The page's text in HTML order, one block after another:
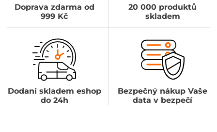
Doprava zdarma od
999 Kč
20 000 produktů
skladem
Dodaní skladem eshop
do 24h
Bezpečný nákup Vaše
data v bezpečí